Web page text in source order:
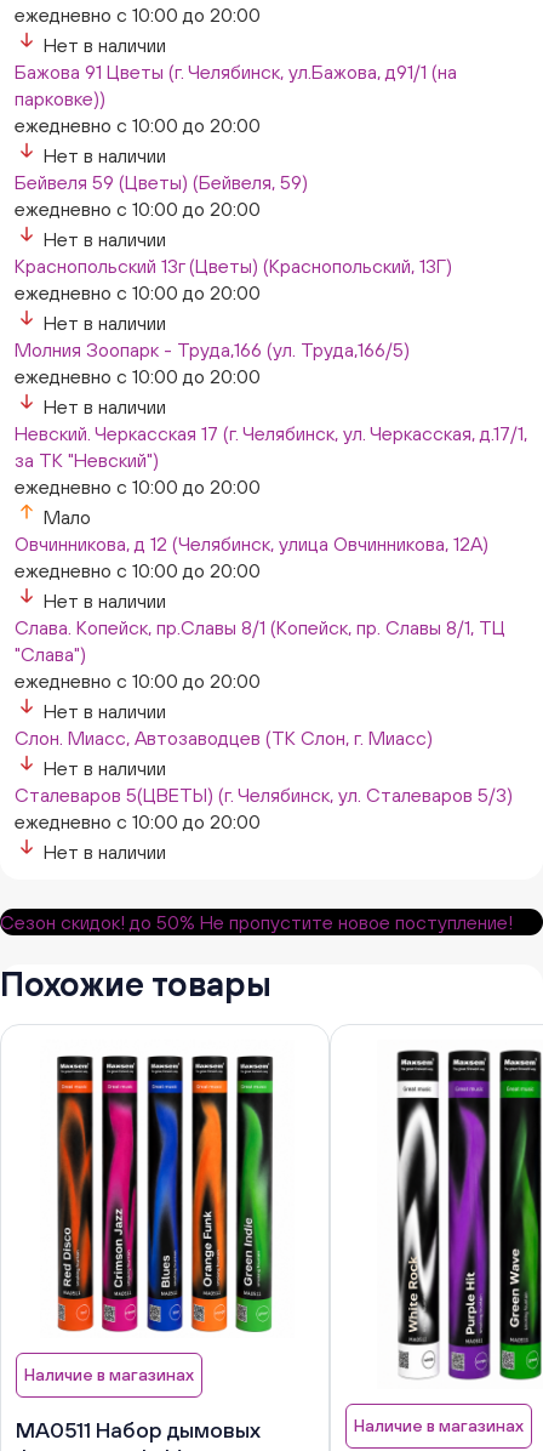
ежедневно с 10:00 до 20:00
Нет в наличии
Бажова 91 Цветы (г. Челябинск, ул.Бажова, д91/1 (на
парковке))
ежедневно с 10:00 до 20:00
Нет в наличии
Бейвеля 59 (Цветы) (Бейвеля, 59)
ежедневно с 10:00 до 20:00
Нет в наличии
Краснопольский 13г (Цветы) (Краснопольский, 13Г)
ежедневно с 10:00 до 20:00
Нет в наличии
Молния Зоопарк - Труда,166 (ул. Труда,166/5)
ежедневно с 10:00 до 20:00
Нет в наличии
Невский. Черкасская 17 (г. Челябинск, ул. Черкасская, д.17/1,
за ТК "Невский")
ежедневно с 10:00 до 20:00
Мало
Овчинникова, д 12 (Челябинск, улица Овчинникова, 12А)
ежедневно с 10:00 до 20:00
Нет в наличии
Слава. Копейск, пр.Славы 8/1 (Копейск, пр. Славы 8/1, ТЦ
"Слава")
ежедневно с 10:00 до 20:00
Нет в наличии
Слон. Миасс, Автозаводцев (ТК Слон, г. Миасс)
Нет в наличии
Сталеваров 5(ЦВЕТЫ) (г. Челябинск, ул. Сталеваров 5/3)
ежедневно с 10:00 до 20:00
Нет в наличии
Сезон скидок! до 50% Не пропустите новое поступление!
Похожие товары
Наличие в магазинах
MA0511 Набор дымовых
Наличие в магазинах